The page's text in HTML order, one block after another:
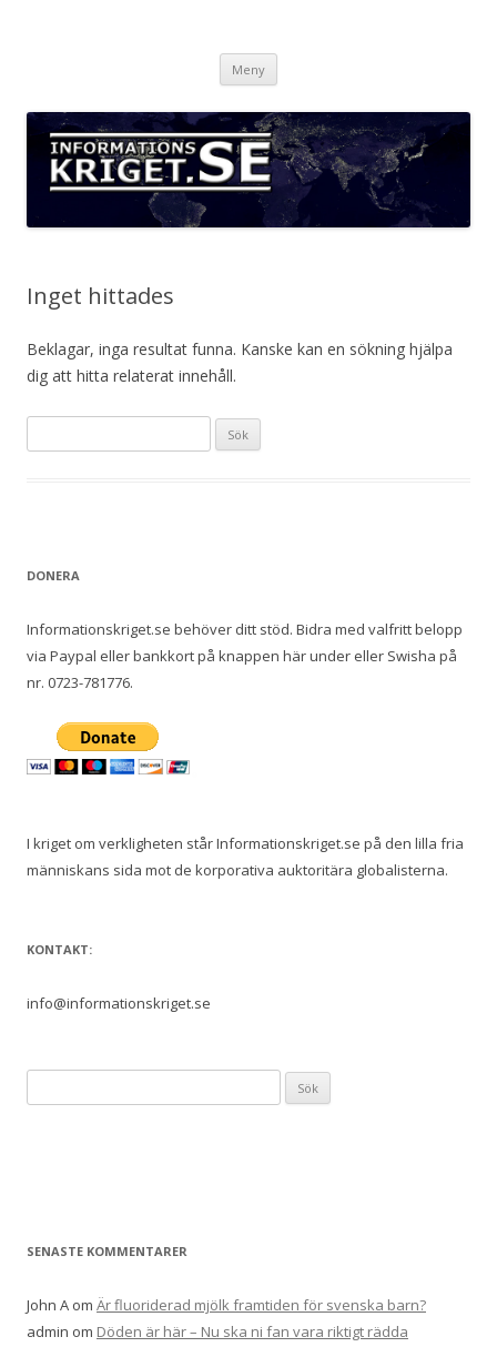
Meny
Inget hittades
Beklagar, inga resultat funna. Kanske kan en sökning hjälpa
dig att hitta relaterat innehåll.
efter:
DONERA
Informationskriget.se behöver ditt stöd. Bidra med valfritt belopp
via Paypal eller bankkort på knappen här under eller Swisha på
nr. 0723-781776.
I kriget om verkligheten står Informationskriget.se på den lilla fria
människans sida mot de korporativa auktoritära globalisterna.
KONTAKT:
info@informationskriget.se
efter:
SENASTE KOMMENTARER
John A om Är fluoriderad mjölk framtiden för svenska barn?
admin om Döden är här – Nu ska ni fan vara riktigt rädda